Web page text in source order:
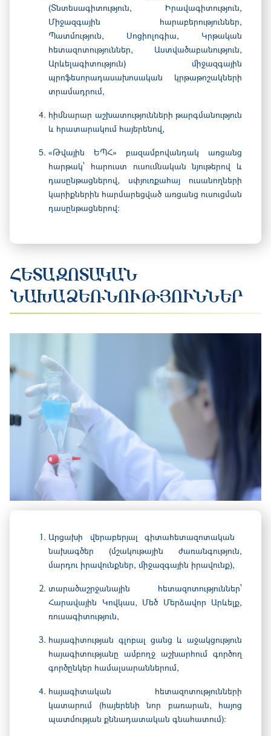
(Տնտեսագիտություն, Իրավագիտություն,
Միջազգային հարաբերություններ,
Պատմություն, Սոցիոլոգիա, Կրթական
հետազոտություններ, Աստվածաբանություն,
Արևելագիտություն) միջազգային
պրոֆեսորադասախոսական կրթաթոշակների
տրամադրում,
հիմնարար աշխատությունների թարգմանություն
և հրատարակում հայերենով,
«Թվային ԵՊՀ» բազամբովանդակ առցանց
հարթակ՝ հարուստ ուսումնական նյութերով և
դասընթացներով, սփյուռքահայ ուսանողների
կարիքներին հարմարեցված առցանց ուսուցման
դասընթացներով։
ՀԵՏԱԶՈՏԱԿԱՆ
ՆԱԽԱՁԵՌՆՈՒԹՅՈՒՆՆԵՐ
Արցախի վերաբերյալ գիտահետազոտական ​​
նախագծեր (մշակութային ժառանգություն,
մարդու իրավունքներ, միջազգային իրավունք),
տարածաշրջանային հետազոտություններ՝
Հարավային Կովկաս, Մեծ Մերձավոր Արևելք,
ռուսագիտություն,
հայագիտության գլոբալ ցանց և աջակցություն
հայագիտությանը ամբողջ աշխարհում գործող
գործընկեր համալսարաններում,
հայագիտական ​​հետազոտությունների
կատարում (հայերենի նոր բառարան, հայոց
պատմության քննադատական ​​գնահատում)։